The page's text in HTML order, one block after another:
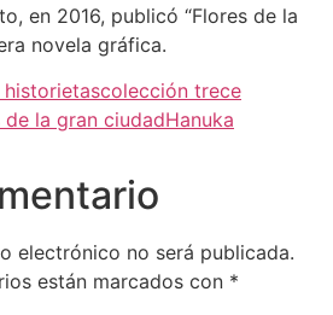
en 2016, publicó “Flores de la
novela gráfica.
colección trece
la gran ciudadHanuka
electrónico no será publicada.
están marcados con *